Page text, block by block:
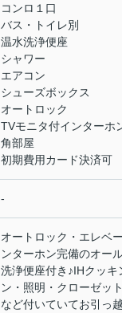
コンロ１口
バス・トイレ別
温水洗浄便座
シャワー
エアコン
シューズボックス
オートロック
TVモニタ付インターホ
角部屋
初期費用カード決済可
-
オートロック・エレベ
ンターホン完備のオー
洗浄便座付き♪IHクッ
ン・照明・クローゼッ
など付いていてお引っ